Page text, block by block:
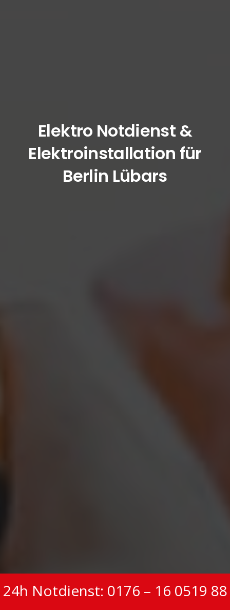
Elektro Notdienst &
Elektroinstallation für
Berlin Lübars
24h Notdienst: 0176 – 16 0519 88